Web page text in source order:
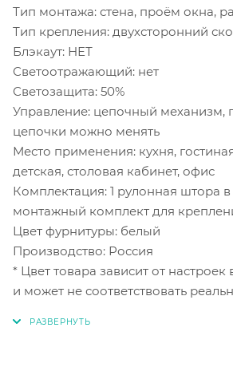
Тип монтажа: стена, проём окна,
Тип крепления: двухсторонний
Блэкаут: НЕТ
Светоотражающий: нет
Светозащита: 50%
Управление: цепочный механизм,
цепочки можно менять
Место применения: кухня,
детская, столовая кабинет, офис
Комплектация: 1 рулонная штора
монтажный комплект для
Цвет фурнитуры: белый
Производство: Россия
* Цвет товара зависит от
и может не соответствовать